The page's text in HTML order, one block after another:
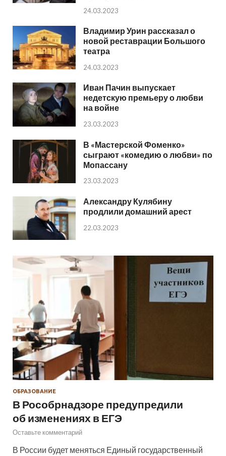
24.03.2023
Владимир Урин рассказал о
новой реставрации Большого
театра
24.03.2023
Иван Пачин выпускает
недетскую премьеру о любви
на войне
23.03.2023
В «Мастерской Фоменко»
сыграют «комедию о любви» по
Мопассану
23.03.2023
Александру Кулябину
продлили домашний арест
22.03.2023
ОБРАЗОВАНИЕ
В Рособрнадзоре предупредили
об изменениях в ЕГЭ
Оставьте комментарий
В России будет меняться Единый государственный